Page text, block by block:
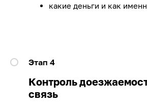
какие деньги и как
Этап 4
Контроль
связь